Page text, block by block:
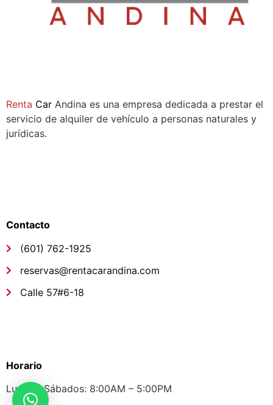
Renta Car Andina es una empresa dedicada a prestar el
servicio de alquiler de vehículo a personas naturales y
jurídicas.
Contacto
(601) 762-1925
reservas@rentacarandina.com
Calle 57#6-18
Horario
Lunes – Sábados: 8:00AM – 5:00PM